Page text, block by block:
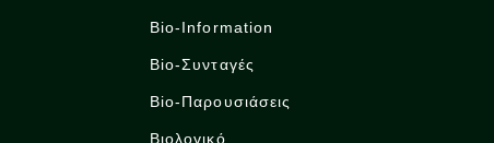
Bio-Information
Bio-Συνταγές
Bio-Παρουσιάσεις
Βιολογικό